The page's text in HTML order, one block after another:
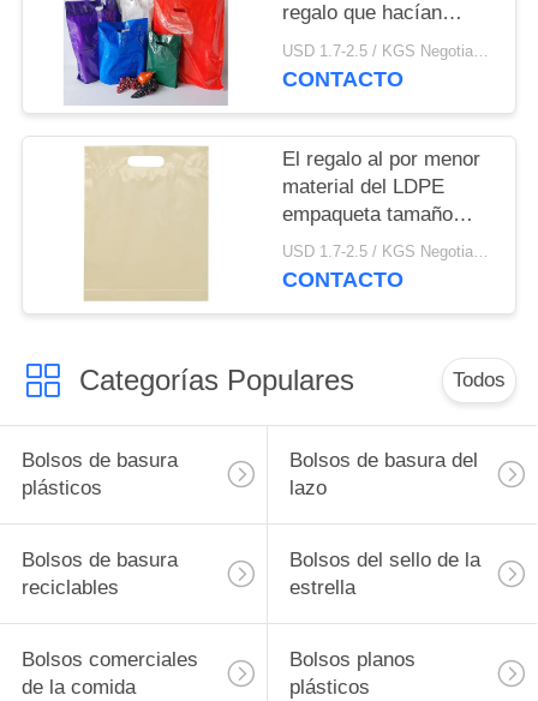
regalo que hacían
compras modificaron la
impresión del
del grueso
USD 1.7-2.5 / KGS Negotiable MOQ:1000kgs
CONTACTO
El regalo al por menor
material del LDPE
empaqueta tamaño
modificado para
requisitos particulares
USD 1.7-2.5 / KGS Negotiable MOQ:1000kgs
CONTACTO
Categorías Populares Todos
Bolsos de basura
plásticos
Bolsos de basura del
lazo
Bolsos de basura
reciclables
Bolsos del sello de la
estrella
Bolsos comerciales
de la comida
Bolsos planos
plásticos